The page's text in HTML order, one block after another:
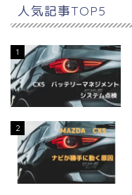
人気記事TOP5
1
2